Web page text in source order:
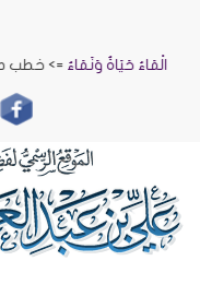
الْمَاءُ حَيَاةٌ وَنَمَاءٌ=> خطب